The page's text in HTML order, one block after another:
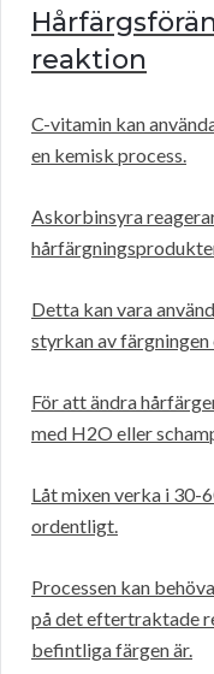
reaktion
C-vitamin kan
en kemisk process.
Askorbinsyra
Detta kan vara
styrkan av
För att ändra
med H2O eller
Låt mixen verka i 30-
ordentligt.
Processen kan
på det eftertraktade
befintliga färgen är.